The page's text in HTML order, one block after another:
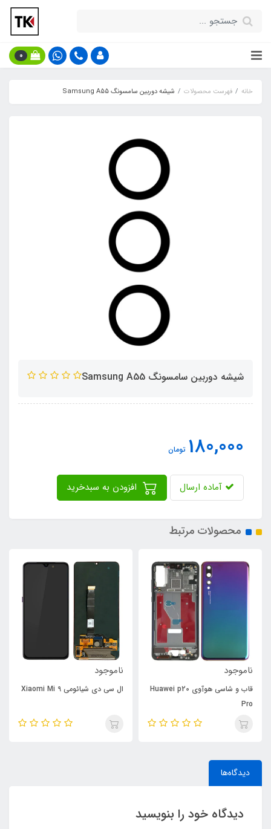
0
خانه فهرست محصولات شیشه دوربین سامسونگ Samsung A55
شیشه دوربین سامسونگ Samsung A55
180,000 تومان
آماده ارسال
محصولات مرتبط
ناموجود
قاب و شاسی هوآوی Huawei p20
Pro
ناموجود
ال سی دی شیائومی Xiaomi Mi 9
دیدگاه‌ها
دیدگاه خود را بنویسید